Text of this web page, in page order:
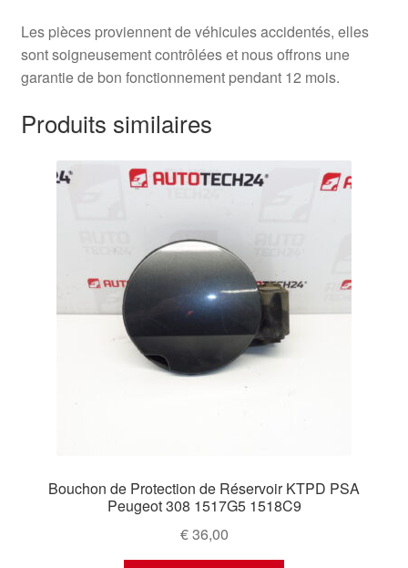
Les pièces proviennent de véhicules accidentés, elles
sont soigneusement contrôlées et nous offrons une
garantie de bon fonctionnement pendant 12 mois.
Produits similaires
Bouchon de Protection de Réservoir KTPD PSA
Peugeot 308 1517G5 1518C9
€36,00